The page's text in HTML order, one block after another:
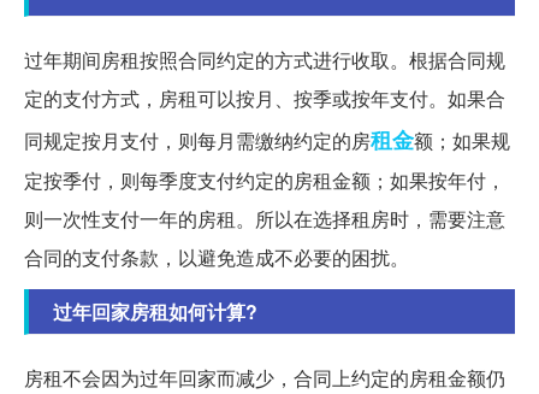
过年期间房租按照合同约定的方式进行收取。根据合同规
定的支付方式，房租可以按月、按季或按年支付。如果合
同规定按月支付，则每月需缴纳约定的房租金额；如果规
定按季付，则每季度支付约定的房租金额；如果按年付，
则一次性支付一年的房租。所以在选择租房时，需要注意
合同的支付条款，以避免造成不必要的困扰。
过年回家房租如何计算?
房租不会因为过年回家而减少，合同上约定的房租金额仍